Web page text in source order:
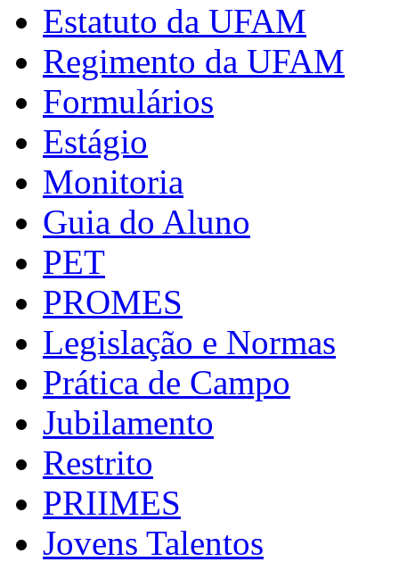
Estatuto da UFAM
Regimento da UFAM
Formulários
Estágio
Monitoria
Guia do Aluno
PET
PROMES
Legislação e Normas
Prática de Campo
Jubilamento
Restrito
PRIIMES
Jovens Talentos